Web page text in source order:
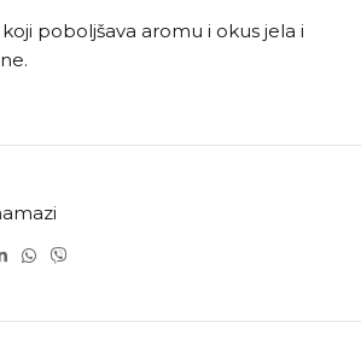
poboljšava aromu i okus jela i